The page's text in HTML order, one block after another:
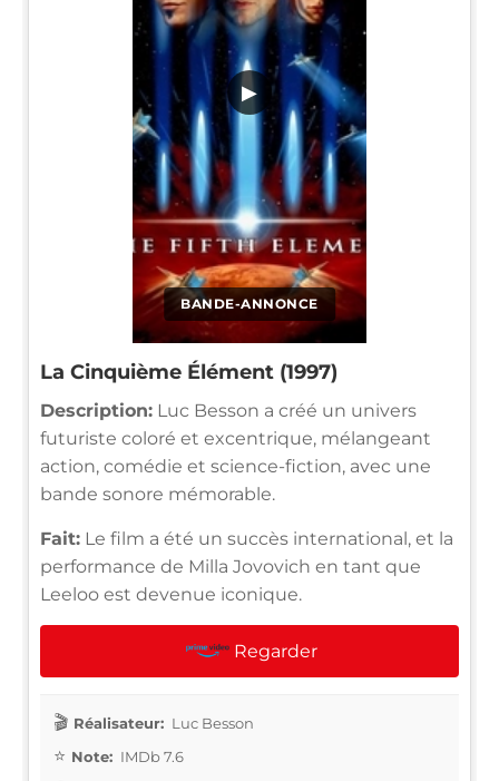
BANDE-ANNONCE
▶
La Cinquième Élément (1997)
Description: Luc Besson a créé un univers
futuriste coloré et excentrique, mélangeant
action, comédie et science-fiction, avec une
bande sonore mémorable.
Fait: Le film a été un succès international, et la
performance de Milla Jovovich en tant que
Leeloo est devenue iconique.
Regarder
Réalisateur: Luc Besson
Note: IMDb 7.6